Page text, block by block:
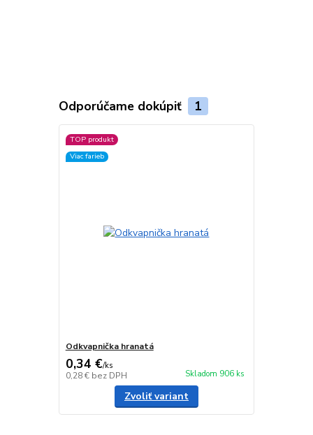
Odporúčame dokúpiť 1
TOP produkt
Viac farieb
Odkvapnička hranatá
0,34 €/ks
0,28 € bez DPH Skladom 906 ks
Zvoliť variant